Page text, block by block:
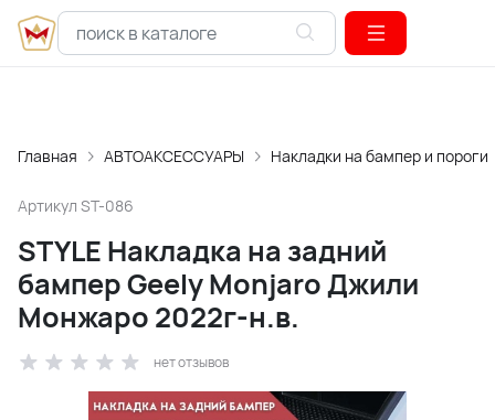
Главная АВТОАКСЕССУАРЫ Накладки на бампер и пороги
Артикул ST-086
STYLE Накладка на задний
бампер Geely Monjaro Джили
Монжаро 2022г-н.в.
нет отзывов